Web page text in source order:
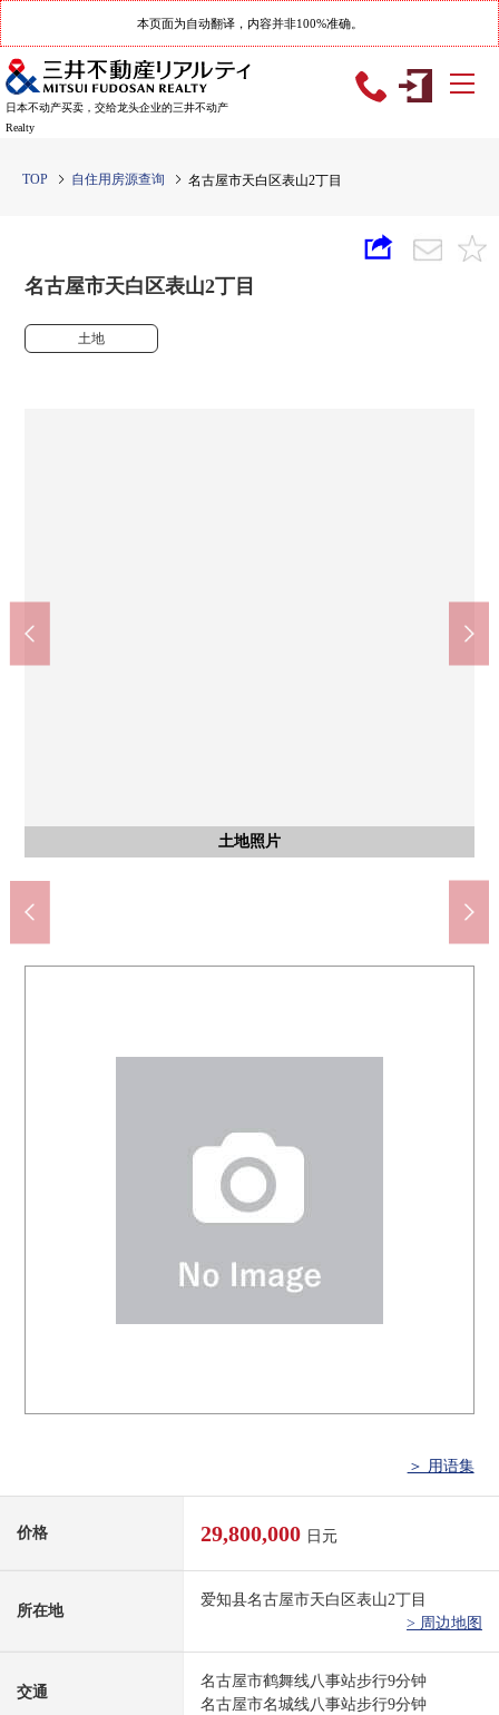
本页面为自动翻译，内容并非100%准确。
日本不动产买卖，交给龙头企业的三井不动产
Realty
TOP 自住用房源查询 名古屋市天白区表山2丁目
名古屋市天白区表山2丁目
土地
土地照片
土地照片
土地照片
土地照片
含有前面道路的外观
含有前面道路的外观
含有前面道路的外观
土地照片
八事furante(约500m)
名古屋市立表山小学(约220m)
名古屋市立御幸山中学(约1120m)
药品杉山八事石坂商店(约530m)
AEON八事商店(约700m)
＞ 用语集
价格 29,800,000 日元
所在地
爱知县名古屋市天白区表山2丁目
> 周边地图
交通
名古屋市鹤舞线八事站步行9分钟
名古屋市名城线八事站步行9分钟